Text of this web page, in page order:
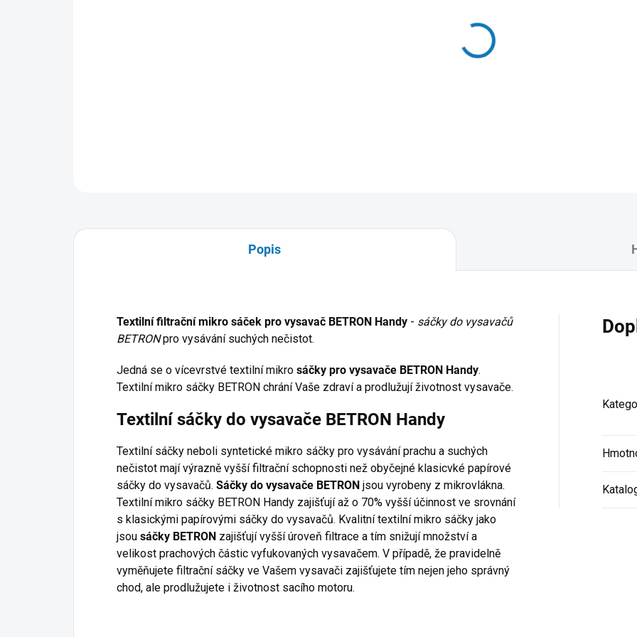
Popis
Textilní filtrační mikro sáček pro vysavač BETRON Handy - sáčky do vysavačů
BETRONpro vysávání suchých nečistot.
Jedná se o vícevrstvé textilní mikro sáčky pro vysavače BETRON Handy.
Textilní mikro sáčky BETRON chrání Vaše zdraví a prodlužují životnost vysavače.
Textilní sáčky do vysavače BETRON Handy
Textilní sáčky neboli syntetické mikro sáčky pro vysávání prachu a suchých
nečistot mají výrazně vyšší filtrační schopnosti než obyčejné klasicvké papírové
sáčky do vysavačů. Sáčky do vysavače BETRON jsou vyrobeny z mikrovlákna.
Textilní mikro sáčky BETRON Handy zajišťují až o 70% vyšší účinnost ve srovnání
s klasickými papírovými sáčky do vysavačů. Kvalitní textilní mikro sáčky jako
jsou sáčky BETRON zajišťují vyšší úroveň filtrace a tím snižují množství a
velikost prachových částic vyfukovaných vysavačem. V případě, že pravidelně
vyměňujete filtrační sáčky ve Vašem vysavači zajišťujete tím nejen jeho správný
chod, ale prodlužujete i životnost sacího motoru.